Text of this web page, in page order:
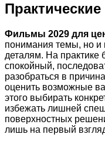
Фильмы 2029 для
понимания темы, но и
деталям. На практике
спокойный,
разобраться в
оценить возможные
этого выбирать
избежать лишней
поверхностных
лишь на первый